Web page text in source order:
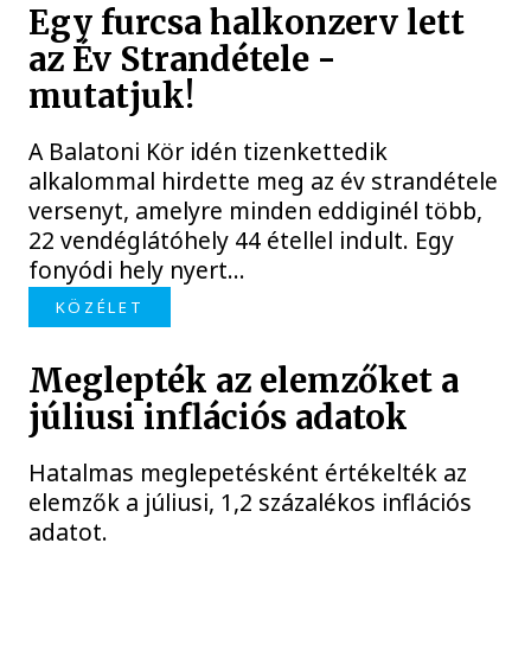
Egy furcsa halkonzerv lett
az Év Strandétele -
mutatjuk!
A Balatoni Kör idén tizenkettedik
alkalommal hirdette meg az év strandétele
versenyt, amelyre minden eddiginél több,
22 vendéglátóhely 44 étellel indult. Egy
fonyódi hely nyert...
KÖZÉLET
Meglepték az elemzőket a
júliusi inflációs adatok
Hatalmas meglepetésként értékelték az
elemzők a júliusi, 1,2 százalékos inflációs
adatot.